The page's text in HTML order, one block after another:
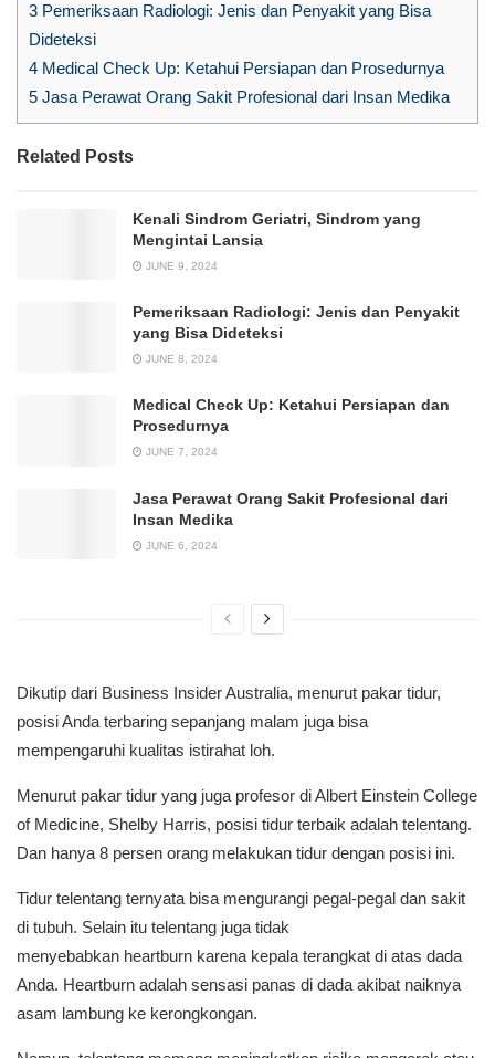
3 Pemeriksaan Radiologi: Jenis dan Penyakit yang Bisa
Dideteksi
4 Medical Check Up: Ketahui Persiapan dan Prosedurnya
5 Jasa Perawat Orang Sakit Profesional dari Insan Medika
Related Posts
Kenali Sindrom Geriatri, Sindrom yang
Mengintai Lansia
JUNE 9, 2024
Pemeriksaan Radiologi: Jenis dan Penyakit
yang Bisa Dideteksi
JUNE 8, 2024
Medical Check Up: Ketahui Persiapan dan
Prosedurnya
JUNE 7, 2024
Jasa Perawat Orang Sakit Profesional dari
Insan Medika
JUNE 6, 2024
Dikutip dari Business Insider Australia, menurut pakar tidur,
posisi Anda terbaring sepanjang malam juga bisa
mempengaruhi kualitas istirahat loh.
Menurut pakar tidur yang juga profesor di Albert Einstein College
of Medicine, Shelby Harris, posisi tidur terbaik adalah telentang.
Dan hanya 8 persen orang melakukan tidur dengan posisi ini.
Tidur telentang ternyata bisa mengurangi pegal-pegal dan sakit
di tubuh. Selain itu telentang juga tidak
menyebabkan heartburn karena kepala terangkat di atas dada
Anda. Heartburn adalah sensasi panas di dada akibat naiknya
asam lambung ke kerongkongan.